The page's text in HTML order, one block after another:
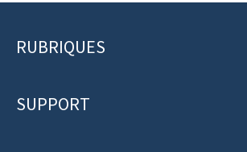
P
e
RUBRIQUES
SUPPORT